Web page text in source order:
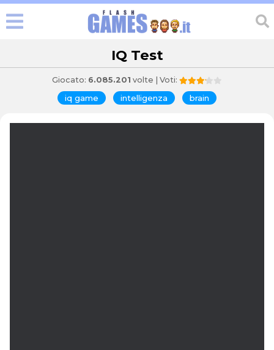
IQ Test
Giocato: 6.085.201 volte | Voti:
iq game intelligenza brain